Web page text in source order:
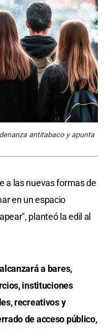
antitabaco y apunta
a las nuevas formas de
en un espacio
planteó la edil al
a bares,
instituciones
recreativos y
de acceso público,